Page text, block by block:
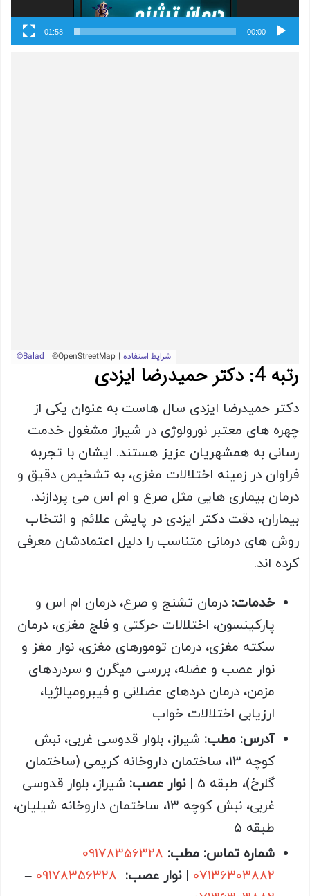
00:00
01:58
رتبه 4: دکتر حمیدرضا ایزدی
دکتر حمیدرضا ایزدی سال هاست به عنوان یکی از
چهره های معتبر نورولوژی در شیراز مشغول خدمت
رسانی به همشهریان عزیز هستند. ایشان با تجربه
فراوان در زمینه اختلالات مغزی، به تشخیص دقیق و
درمان بیماری هایی مثل صرع و ام اس می پردازند.
بیماران، دقت دکتر ایزدی در پایش علائم و انتخاب
روش های درمانی متناسب را دلیل اعتمادشان معرفی
کرده اند.
خدمات: درمان تشنج و صرع، درمان ام اس و
پارکینسون، اختلالات حرکتی و فلج مغزی، درمان
سکته مغزی، درمان تومورهای مغزی، نوار مغز و
نوار عصب و عضله، بررسی میگرن و سردردهای
مزمن، درمان دردهای عضلانی و فیبرومیالژیا،
ارزیابی اختلالات خواب
آدرس: مطب: شیراز، بلوار قدوسی غربی، نبش
کوچه 13، ساختمان داروخانه کریمی (ساختمان
گلرخ)، طبقه 5 |
نوار عصب: شیراز، بلوار قدوسی
غربی، نبش کوچه 13، ساختمان داروخانه شیلیان،
طبقه 5
شماره تماس: مطب:
–
07136303882
| نوار عصب:
–